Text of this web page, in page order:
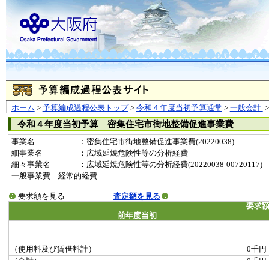
ホーム > 予算編成過程公表トップ> 令和４年度当初予算通常 > 一般会計
令和４年度当初予算 密集住宅市街地整備促進事業費
事業名
：密集住宅市街地整備促進事業費(20220038)
細事業名
：広域延焼危険性等の分析経費
細々事業名
：広域延焼危険性等の分析経費(20220038-00720117)
一般事業費 経常的経費
要求額を見る
査定額を見る
要求
前年度当初
（使用料及び賃借料計）
0千円